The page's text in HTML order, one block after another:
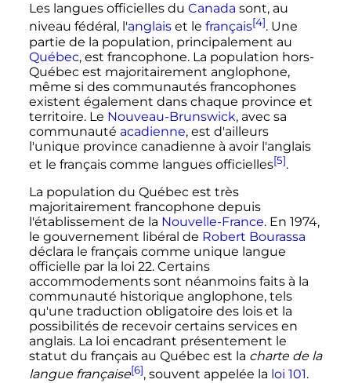
Les langues officielles du Canada sont, au
niveau fédéral, l'anglaiset le français[4]. Une
partie de la population, principalement au
Québec, est francophone. La population hors-
Québec est majoritairement anglophone,
même si des communautés francophones
existent également dans chaque province et
territoire. Le Nouveau-Brunswick, avec sa
communauté acadienne, est d'ailleurs
l'unique province canadienne à avoir l'anglais
et le français comme langues officielles[5].
La population du Québec est très
majoritairement francophone depuis
l'établissement de la Nouvelle-France. En 1974,
le gouvernement libéral de Robert Bourassa
déclara le français comme unique langue
officielle par la loi 22. Certains
accommodements sont néanmoins faits à la
communauté historique anglophone, tels
qu'une traduction obligatoire des lois et la
possibilités de recevoir certains services en
anglais. La loi encadrant présentement le
statut du français au Québec est la charte de la
langue française[6], souvent appelée la loi 101.